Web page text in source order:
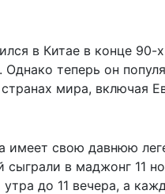
в Китае в конце 90-
Однако теперь он
мира, включая
имеет свою давнюю
сыграли в маджонг 11
утра до 11 вечера, а